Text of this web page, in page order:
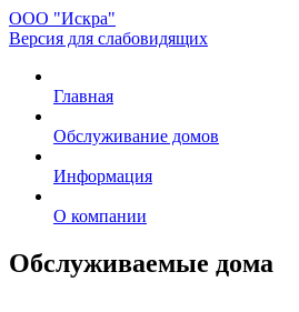
ООО "Искра"
Версия для слабовидящих
Главная
Обслуживание домов
Информация
О компании
Обслуживаемые дома